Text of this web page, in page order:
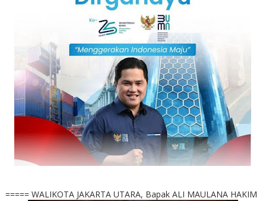
===== WALIKOTA JAKARTA UTARA, Bapak ALI MAULANA HAKIM